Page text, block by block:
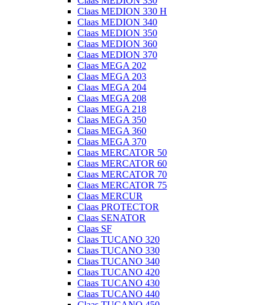
Claas MEDION 330 H
Claas MEDION 340
Claas MEDION 350
Claas MEDION 360
Claas MEDION 370
Claas MEGA 202
Claas MEGA 203
Claas MEGA 204
Claas MEGA 208
Claas MEGA 218
Claas MEGA 350
Claas MEGA 360
Claas MEGA 370
Claas MERCATOR 50
Claas MERCATOR 60
Claas MERCATOR 70
Claas MERCATOR 75
Claas MERCUR
Claas PROTECTOR
Claas SENATOR
Claas SF
Claas TUCANO 320
Claas TUCANO 330
Claas TUCANO 340
Claas TUCANO 420
Claas TUCANO 430
Claas TUCANO 440